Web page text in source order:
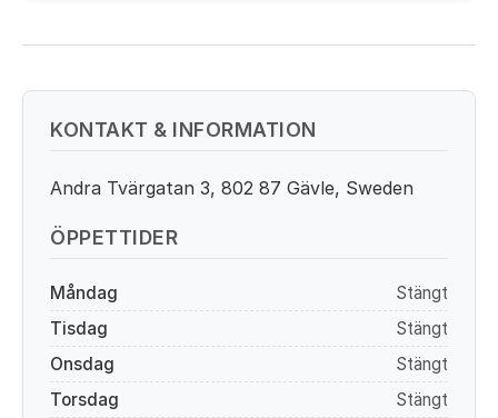
KONTAKT & INFORMATION
Andra Tvärgatan 3, 802 87 Gävle, Sweden
ÖPPETTIDER
Måndag
Stängt
Tisdag
Stängt
Onsdag
Stängt
Torsdag
Stängt